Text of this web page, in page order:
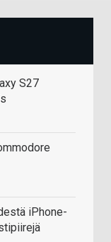
S27
iPhone-